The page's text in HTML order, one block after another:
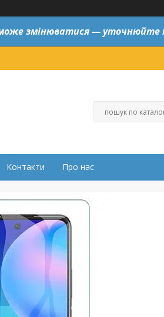
змінюватися — уточнюйте
Контакти Про нас